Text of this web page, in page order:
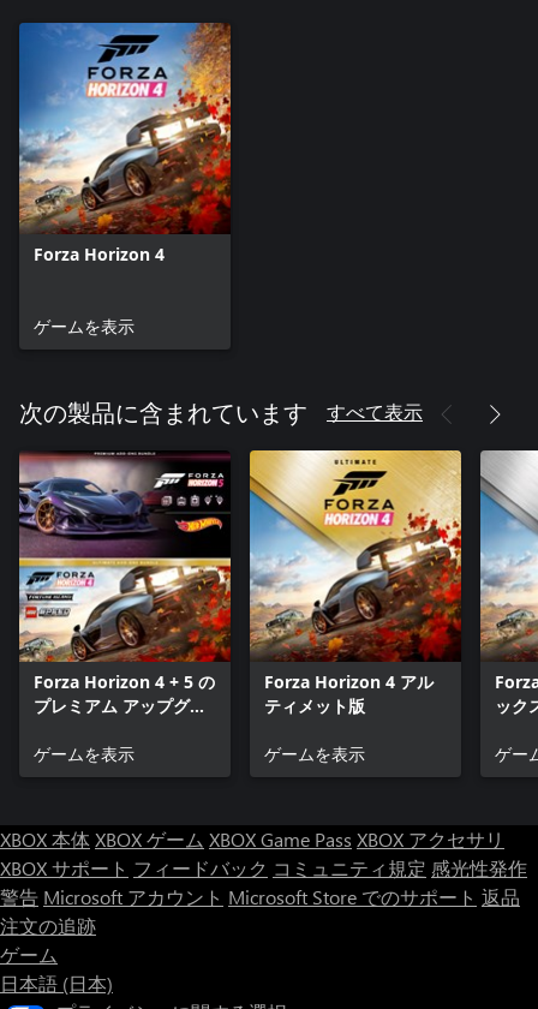
Forza Horizon 4
ゲームを表示
次の製品に含まれています すべて表示
Forza Horizon 4 + 5 の
プレミアム アップグレ
ゲームを表示
Forza Horizon 4 アル
ティメット版
ゲームを表示
ック
ゲー
XBOX 本体XBOX ゲーム XBOX Game Pass XBOX アクセサリ
XBOX サポート フィードバック コミュニティ規定 感光性発作
警告 Microsoft アカウント Microsoft Store でのサポート 返品
注文の追跡
ゲーム
日本語 (日本)